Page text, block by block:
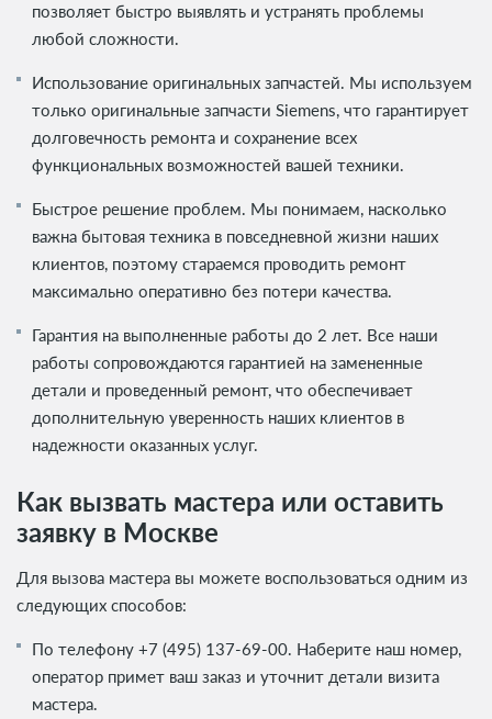
позволяет быстро выявлять и устранять проблемы
любой сложности.
Использование оригинальных запчастей. Мы используем
только оригинальные запчасти Siemens, что гарантирует
долговечность ремонта и сохранение всех
функциональных возможностей вашей техники.
Быстрое решение проблем. Мы понимаем, насколько
важна бытовая техника в повседневной жизни наших
клиентов, поэтому стараемся проводить ремонт
максимально оперативно без потери качества.
Гарантия на выполненные работы до 2 лет. Все наши
работы сопровождаются гарантией на замененные
детали и проведенный ремонт, что обеспечивает
дополнительную уверенность наших клиентов в
надежности оказанных услуг.
Как вызвать мастера или оставить
заявку в Москве
Для вызова мастера вы можете воспользоваться одним из
следующих способов:
По телефону +7 (495) 137-69-00 . Наберите наш номер,
оператор примет ваш заказ и уточнит детали визита
мастера.